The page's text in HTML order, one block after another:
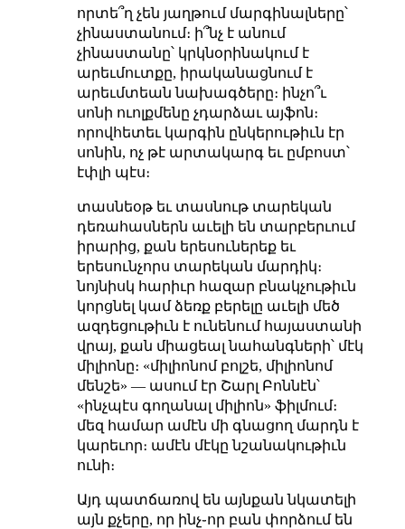
որտե՞ղ չեն յաղթում մարգինալները՝
չինաստանում։ ի՞նչ է անում
չինաստանը՝ կրկնօրինակում է
արեւմուտքը, իրականացնում է
արեւմտեան նախագծերը։ ինչո՞ւ
սոնի ուոլքմենը չդարձաւ այֆոն։
որովհետեւ կարգին ընկերութիւն էր
սոնին, ոչ թէ արտակարգ եւ ըմբոստ՝
էփլի պէս։
տասնեօթ եւ տասնութ տարեկան
դեռահասներն աւելի են տարբերւում
իրարից, քան երեսուներեք եւ
երեսունչորս տարեկան մարդիկ։
նոյնիսկ հարիւր հազար բնակչութիւն
կորցնել կամ ձեռք բերելը աւելի մեծ
ազդեցութիւն է ունենում հայաստանի
վրայ, քան միացեալ նահանգների՝ մէկ
միլիոնը։ «միլիոնոմ բոլշե, միլիոնոմ
մենշե» — ասում էր Շարլ Բոննէն՝
«ինչպէս գողանալ միլիոն» ֆիլմում։
մեզ համար ամէն մի գնացող մարդն է
կարեւոր։ ամէն մէկը նշանակութիւն
ունի։
Այդ պատճառով են այնքան նկատելի
այն քչերը, որ ինչ֊որ բան փորձում են